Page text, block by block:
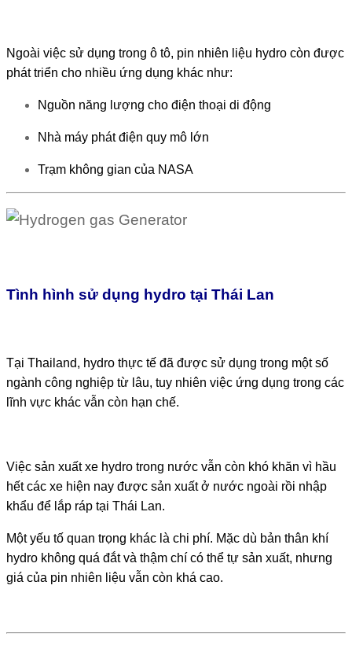
Ngoài việc sử dụng trong ô tô, pin nhiên liệu hydro còn được
phát triển cho nhiều ứng dụng khác như:
Nguồn năng lượng cho điện thoại di động
Nhà máy phát điện quy mô lớn
Trạm không gian của NASA
Tình hình sử dụng hydro tại Thái Lan
Tại Thailand, hydro thực tế đã được sử dụng trong một số
ngành công nghiệp từ lâu, tuy nhiên việc ứng dụng trong các
lĩnh vực khác vẫn còn hạn chế.
Việc sản xuất xe hydro trong nước vẫn còn khó khăn vì hầu
hết các xe hiện nay được sản xuất ở nước ngoài rồi nhập
khẩu để lắp ráp tại Thái Lan.
Một yếu tố quan trọng khác là chi phí. Mặc dù bản thân khí
hydro không quá đắt và thậm chí có thể tự sản xuất, nhưng
giá của pin nhiên liệu vẫn còn khá cao.